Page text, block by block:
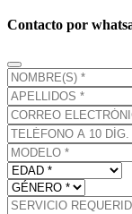
Contacto por